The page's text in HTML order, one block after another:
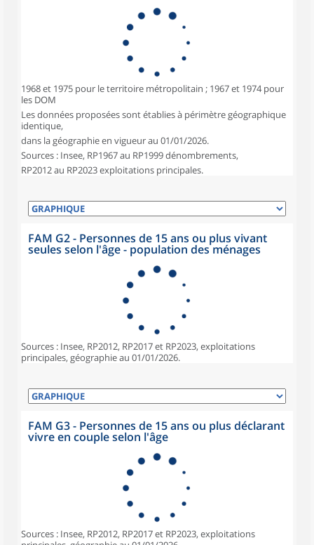
1968 et 1975 pour le territoire métropolitain ; 1967 et 1974 pour
les DOM
Les données proposées sont établies à périmètre géographique
identique,
dans la géographie en vigueur au 01/01/2026.
Sources : Insee, RP1967 au RP1999 dénombrements,
RP2012 au RP2023 exploitations principales.
FAM G2 - Personnes de 15 ans ou plus vivant
seules selon l'âge - population des ménages
Sources : Insee, RP2012, RP2017 et RP2023, exploitations
principales, géographie au 01/01/2026.
FAM G3 - Personnes de 15 ans ou plus déclarant
vivre en couple selon l'âge
Sources : Insee, RP2012, RP2017 et RP2023, exploitations